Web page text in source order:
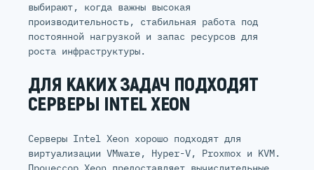
выбирают, когда важны высокая
производительность, стабильная работа под
постоянной нагрузкой и запас ресурсов для
роста инфраструктуры.
ДЛЯ КАКИХ ЗАДАЧ ПОДХОДЯТ
СЕРВЕРЫ INTEL XEON
Серверы Intel Xeon хорошо подходят для
виртуализации VMware, Hyper-V, Proxmox и KVM.